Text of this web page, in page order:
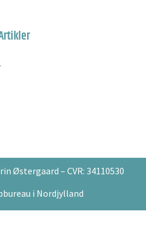
Østergaard – CVR: 34110530
i Nordjylland